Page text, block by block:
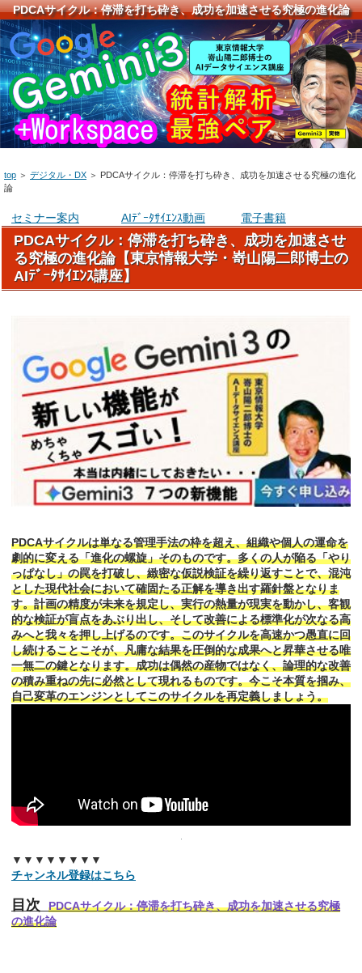
PDCAサイクル：停滞を打ち砕き、成功を加速させる究極の進化論
top ＞ デジタル・DX ＞ PDCAサイクル：停滞を打ち砕き、成功を加速させる究極の進化
論
セミナー案内 AIﾃﾞｰﾀｻｲｴﾝｽ動画 電子書籍
PDCAサイクル：停滞を打ち砕き、成功を加速させ
る究極の進化論【東京情報大学・嵜山陽二郎博士の
AIﾃﾞｰﾀｻｲｴﾝｽ講座】
PDCAサイクルは単なる管理手法の枠を超え、組織や個人の運命を
劇的に変える「進化の螺旋」そのものです。多くの人が陥る「やり
っぱなし」の罠を打破し、緻密な仮説検証を繰り返すことで、混沌
とした現代社会において確固たる正解を導き出す羅針盤となりま
す。計画の精度が未来を規定し、実行の熱量が現実を動かし、客観
的な検証が盲点をあぶり出し、そして改善による標準化が次なる高
みへと我々を押し上げるのです。このサイクルを高速かつ愚直に回
し続けることこそが、凡庸な結果を圧倒的な成果へと昇華させる唯
一無二の鍵となります。成功は偶然の産物ではなく、論理的な改善
の積み重ねの先に必然として現れるものです。今こそ本質を掴み、
自己変革のエンジンとしてこのサイクルを再定義しましょう。
▼▼▼▼▼▼▼▼
チャンネル登録はこちら
目次
PDCAサイクル：停滞を打ち砕き、成功を加速させる究極
の進化論